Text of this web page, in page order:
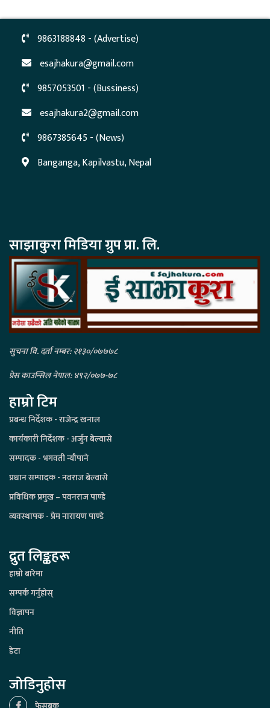
9863188848 - (Advertise)
esajhakura@gmail.com
9857053501 - (Bussiness)
esajhakura2@gmail.com
9867385645 - (News)
Banganga, Kapilvastu, Nepal
साझाकुरा मिडिया ग्रुप प्रा. लि.
सुचना वि. दर्ता नम्बर: २१३०/०७७७८
प्रेस काउन्सिल नेपाल: ४९२/०७७-७८
हाम्रो टिम
प्रबन्ध निर्देशक - राजेन्द्र खनाल
कार्यकारी निर्देशक - अर्जुन बेल्वासे
सम्पादक - भगवती न्यौपाने
प्रधान सम्पादक - नवराज बेल्वासे
प्रविधिक प्रमुख – पवनराज पाण्डे
व्यवस्थापक - प्रेम नारायण पाण्डे
द्रुत लिङ्कहरू
हाम्रो बारेमा
सम्पर्क गर्नुहोस्
विज्ञापन
नीति
डेटा
जोडिनुहोस